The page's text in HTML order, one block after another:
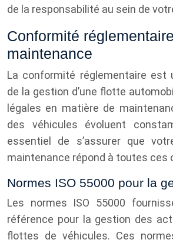
de la responsabilité au sein de
Conformité
maintenance
La conformité réglementaire est
de la gestion d’une flotte
légales en matière de
des véhicules évoluent
essentiel de s’assurer que
maintenance répond à toutes ces
Normes ISO 55000 pour la
Les normes ISO 55000
référence pour la gestion des
flottes de véhicules. Ces